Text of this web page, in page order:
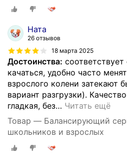
Ната
26 отзывов
18 марта 2025
Достоинства:
качаться, удобно часто
взрослого колени затекают
вариант разгрузки).
гладкая, без… Читать ещё
Товар — Балансирующий
школьников и взрослых